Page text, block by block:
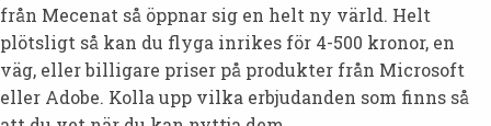
från Mecenat så öppnar sig en helt ny värld. Helt
plötsligt så kan du flyga inrikes för 4-500 kronor, en
väg, eller billigare priser på produkter från Microsoft
eller Adobe. Kolla upp vilka erbjudanden som finns så